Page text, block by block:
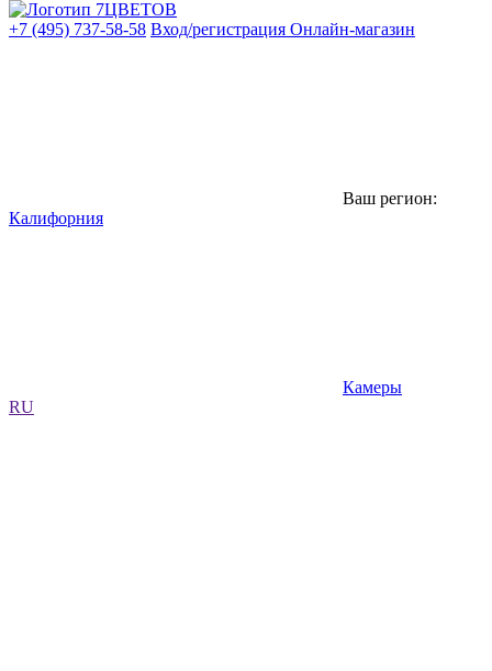
+7 (495) 737-58-58 Вход/регистрация Онлайн-магазин
Ваш регион:
Калифорния
Камеры
RU